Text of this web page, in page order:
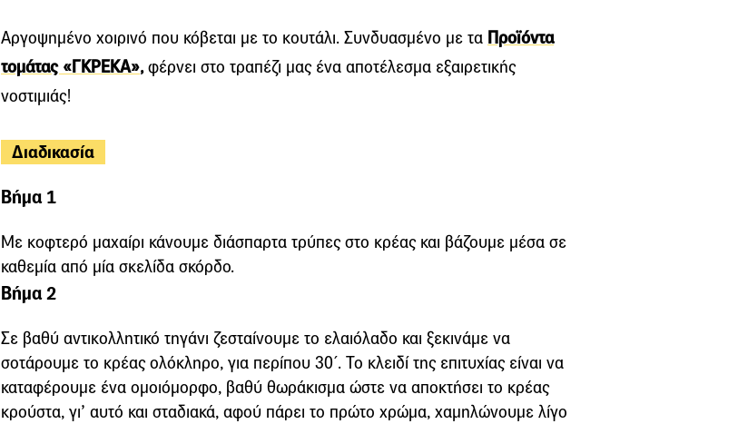
Αργοψημένο χοιρινό που κόβεται με το κουτάλι. Συνδυασμένο με τα Προϊόντα
τομάτας «ΓΚΡΕΚΑ»,φέρνει στο τραπέζι μας ένα αποτέλεσμα εξαιρετικής
νοστιμιάς!
Διαδικασία
Βήμα 1
Με κοφτερό µαχαίρι κάνουµε διάσπαρτα τρύπες στο κρέας και βάζουµε µέσα σε
καθεµία από µία σκελίδα σκόρδο.
Βήμα 2
Σε βαθύ αντικολλητικό τηγάνι ζεσταίνουµε το ελαιόλαδο και ξεκινάµε να
σοτάρουμε το κρέας ολόκληρο, για περίπου 30΄. Το κλειδί της επιτυχίας είναι να
καταφέρουµε ένα οµοιόµορφο, βαθύ θωράκισµα ώστε να αποκτήσει το κρέας
κρούστα, γι’ αυτό και σταδιακά, αφού πάρει το πρώτο χρώµα, χαµηλώνουµε λίγο